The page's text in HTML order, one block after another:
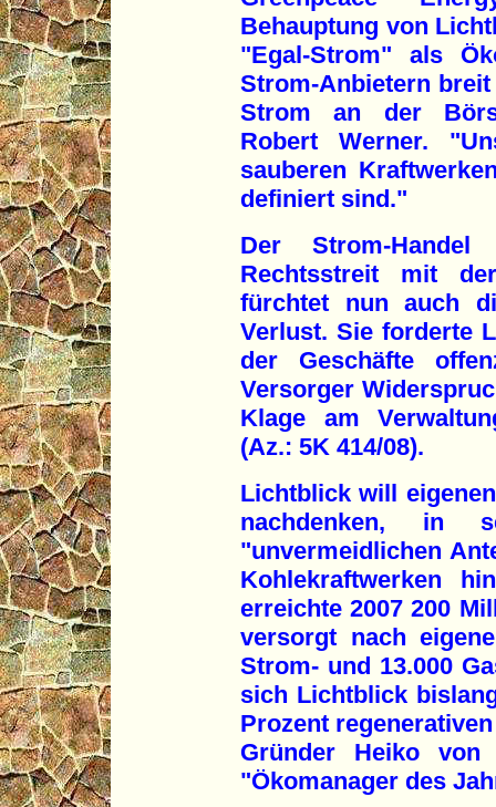
Behauptung von
"Egal-Strom" als
Strom-Anbietern
Strom an der
Robert Werner.
sauberen
definiert sind."
Der Strom-
Rechtsstreit mit
fürchtet nun auch
Verlust. Sie forderte
der Geschäfte
Versorger
Klage am
(Az.: 5K 414/08).
Lichtblick will
nachdenken, in
"unvermeidlichen
Kohlekraftwerken
erreichte 2007 200
versorgt nach
Strom- und 13.000
sich Lichtblick
Prozent
Gründer Heiko von
"Ökomanager des